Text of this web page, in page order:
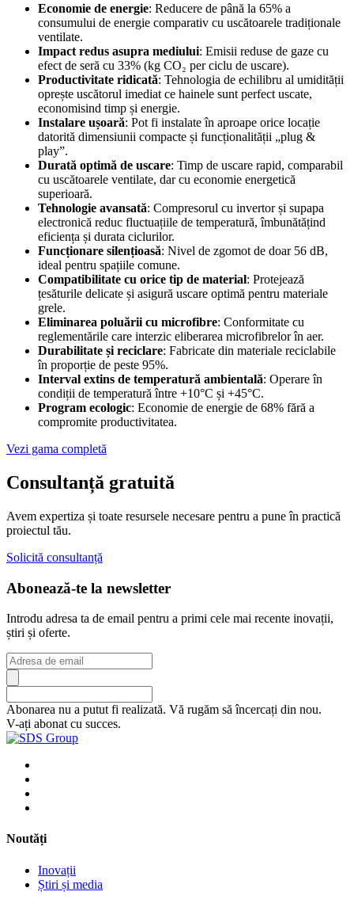
Economie de energie: Reducere de până la 65% a
consumului de energie comparativ cu uscătoarele tradiționale
ventilate.
Impact redus asupra mediului: Emisii reduse de gaze cu
efect de seră cu 33% (kg CO₂ per ciclu de uscare).
Productivitate ridicată: Tehnologia de echilibru al umidității
oprește uscătorul imediat ce hainele sunt perfect uscate,
economisind timp și energie.
Instalare ușoară: Pot fi instalate în aproape orice locație
datorită dimensiunii compacte și funcționalității „plug &
play”.
Durată optimă de uscare: Timp de uscare rapid, comparabil
cu uscătoarele ventilate, dar cu economie energetică
superioară.
Tehnologie avansată: Compresorul cu invertor și supapa
electronică reduc fluctuațiile de temperatură, îmbunătățind
eficiența și durata ciclurilor.
Funcționare silențioasă: Nivel de zgomot de doar 56 dB,
ideal pentru spațiile comune.
Compatibilitate cu orice tip de material: Protejează
țesăturile delicate și asigură uscare optimă pentru materiale
grele.
Eliminarea poluării cu microfibre: Conformitate cu
reglementările care interzic eliberarea microfibrelor în aer.
Durabilitate și reciclare: Fabricate din materiale reciclabile
în proporție de peste 95%.
Interval extins de temperatură ambientală: Operare în
condiții de temperatură între +10°C și +45°C.
Program ecologic: Economie de energie de 68% fără a
compromite productivitatea.
Vezi gama completă
Consultanță gratuită
Avem expertiza și toate resursele necesare pentru a pune în practică
proiectul tău.
Solicită consultanță
Abonează-te la newsletter
Introdu adresa ta de email pentru a primi cele mai recente inovații,
știri și oferte.
Abonarea nu a putut fi realizată. Vă rugăm să încercați din nou.
V-ați abonat cu succes.
Noutăți
Inovații
Știri și media